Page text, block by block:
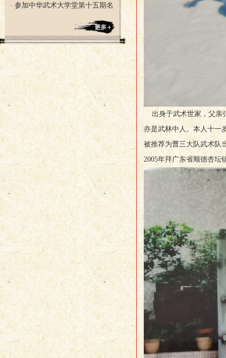
· 参加中华武术大学堂第十五期名
出身于武术世家，父亲
亦是武林中人。本人十一
被推荐为曹三大队武术队
2005年拜广东省顺德杏坛